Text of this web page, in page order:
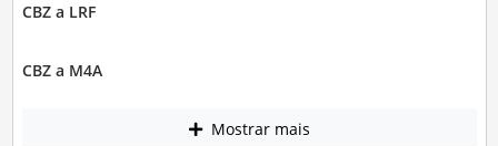
CBZ a LRF
CBZ a M4A
Mostrar mais